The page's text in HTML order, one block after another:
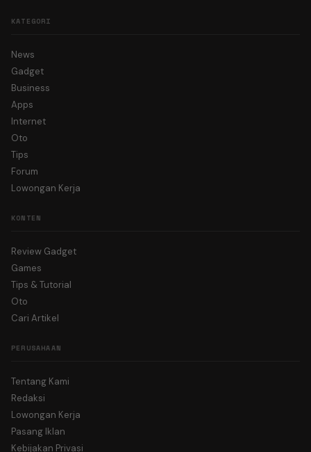
KATEGORI
News
Gadget
Business
Apps
Internet
Oto
Tips
Forum
Lowongan Kerja
KONTEN
Review Gadget
Games
Tips & Tutorial
Oto
Cari Artikel
PERUSAHAAN
Tentang Kami
Redaksi
Lowongan Kerja
Pasang Iklan
Kebijakan Privasi